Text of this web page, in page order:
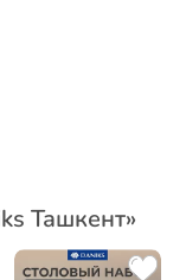
Ташкент»